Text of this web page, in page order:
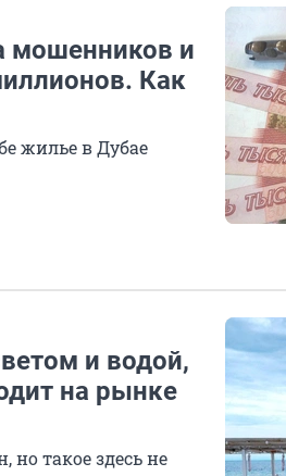
мошенников и
Как
жилье в Дубае
и водой,
на рынке
но такое здесь не